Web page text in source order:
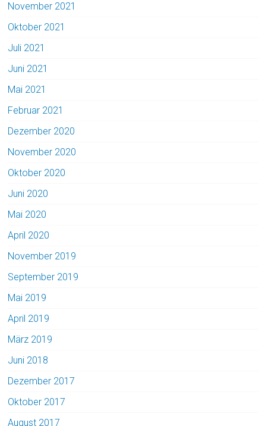
November 2021
Oktober 2021
Juli 2021
Juni 2021
Mai 2021
Februar 2021
Dezember 2020
November 2020
Oktober 2020
Juni 2020
Mai 2020
April 2020
November 2019
September 2019
Mai 2019
April 2019
März 2019
Juni 2018
Dezember 2017
Oktober 2017
August 2017